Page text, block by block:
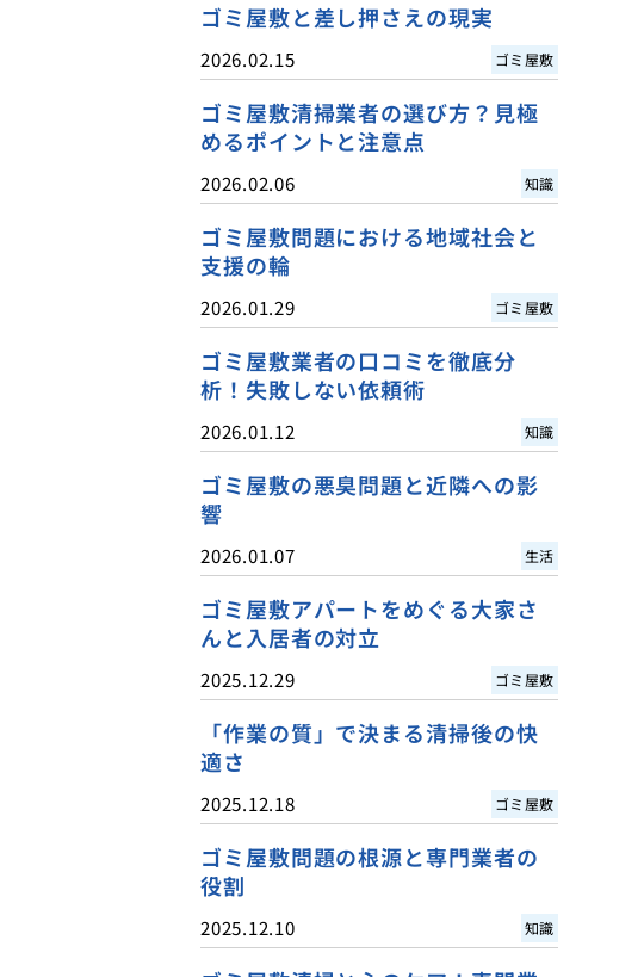
ゴミ屋敷と差し押さえの現実
2026.02.15 ゴミ屋敷
ゴミ屋敷清掃業者の選び方？見極
めるポイントと注意点
2026.02.06 知識
ゴミ屋敷問題における地域社会と
支援の輪
2026.01.29 ゴミ屋敷
ゴミ屋敷業者の口コミを徹底分
析！失敗しない依頼術
2026.01.12 知識
ゴミ屋敷の悪臭問題と近隣への影
響
2026.01.07 生活
ゴミ屋敷アパートをめぐる大家さ
んと入居者の対立
2025.12.29 ゴミ屋敷
「作業の質」で決まる清掃後の快
適さ
2025.12.18 ゴミ屋敷
ゴミ屋敷問題の根源と専門業者の
役割
2025.12.10 知識